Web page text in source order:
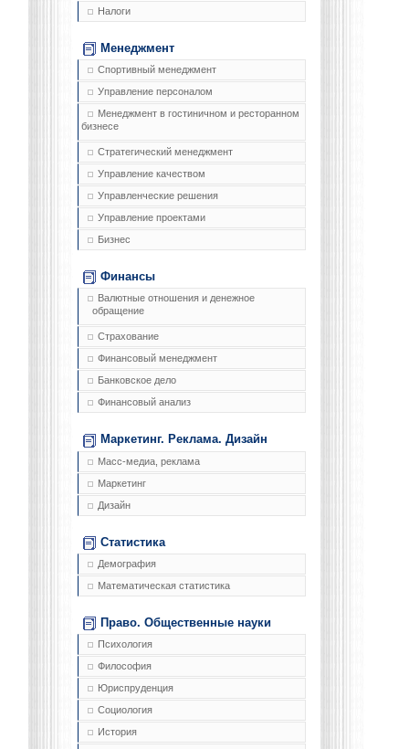
Налоги
Менеджмент
Спортивный менеджмент
Управление персоналом
Менеджмент в гостиничном и ресторанном
бизнесе
Стратегический менеджмент
Управление качеством
Управленческие решения
Управление проектами
Бизнес
Финансы
Валютные отношения и денежное
обращение
Страхование
Финансовый менеджмент
Банковское дело
Финансовый анализ
Маркетинг. Реклама. Дизайн
Масс-медиа, реклама
Маркетинг
Дизайн
Статистика
Демография
Математическая статистика
Право. Общественные науки
Психология
Философия
Юриспруденция
Социология
История